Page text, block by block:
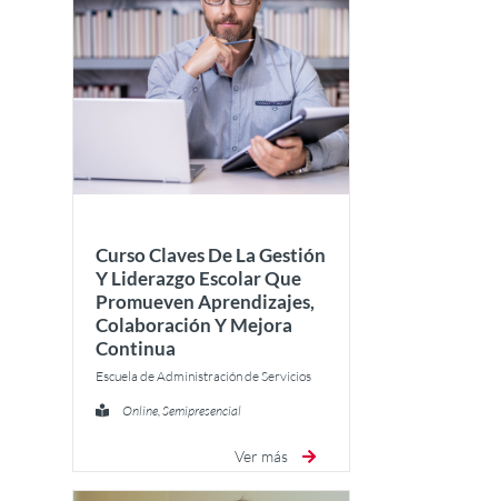
Curso Claves De La Gestión
Y Liderazgo Escolar Que
Promueven Aprendizajes,
Colaboración Y Mejora
Continua
Escuela de Administración de Servicios
Online, Semipresencial
Ver más